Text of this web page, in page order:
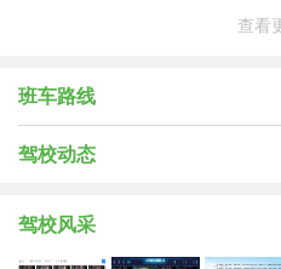
费现象，实行严格的管理
的教学理念和高效的管理
学车历程。
安驾校
查看
班车路线
驾校动态
驾校风采